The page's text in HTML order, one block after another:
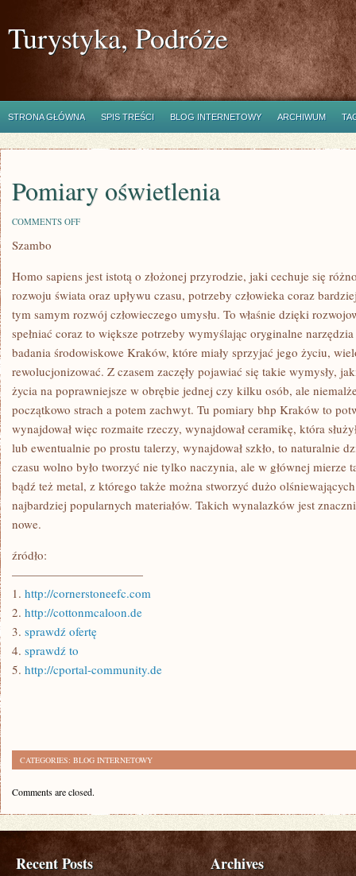
Turystyka, Podróże
STRONA GŁÓWNA SPIS TREŚCI BLOG INTERNETOWY ARCHIWUM
Pomiary oświetlenia
COMMENTS OFFON
Szambo
Homo sapiens jest istotą o złożonej przyrodzie, jaki cechuje się
rozwoju świata oraz upływu czasu, potrzeby człowieka coraz
tym samym rozwój człowieczego umysłu. To właśnie dzięki
spełniać coraz to większe potrzeby wymyślając oryginalne
badania środowiskowe Kraków, które miały sprzyjać jego życiu,
rewolucjonizować. Z czasem zaczęły pojawiać się takie wymysły,
życia na poprawniejsze w obrębie jednej czy kilku osób, ale
początkowo strach a potem zachwyt. Tu pomiary bhp Kraków to
wynajdował więc rozmaite rzeczy, wynajdował ceramikę, która
lub ewentualnie po prostu talerzy, wynajdował szkło, to naturalnie
czasu wolno było tworzyć nie tylko naczynia, ale w głównej mierze
bądź też metal, z którego także można stworzyć dużo
najbardziej popularnych materiałów. Takich wynalazków jest
nowe.
źródło:
———————————
1. http://cornerstoneefc.com
2. http://cottonmcaloon.de
3. sprawdź ofertę
4. sprawdź to
5. http://cportal-community.de
CATEGORIES: BLOG INTERNETOWY
Comments are closed.
Recent Posts Archives